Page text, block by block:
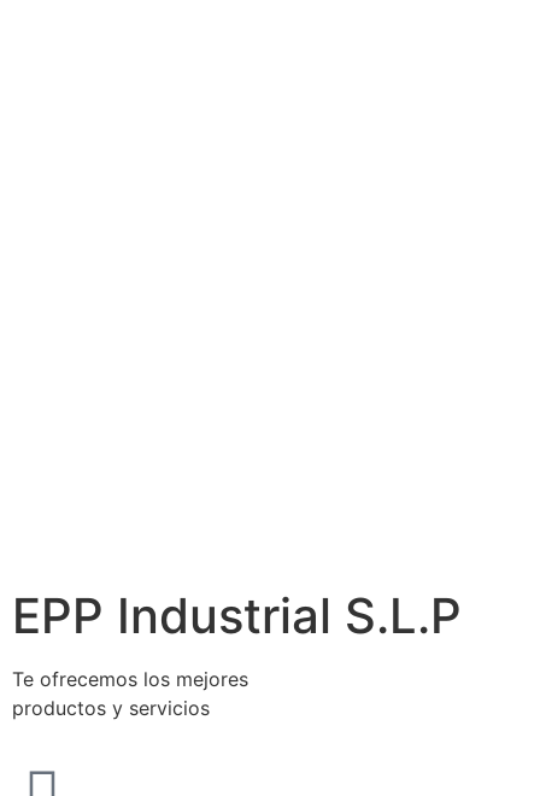
EPP Industrial S.L.P
Te ofrecemos los mejores
productos y servicios